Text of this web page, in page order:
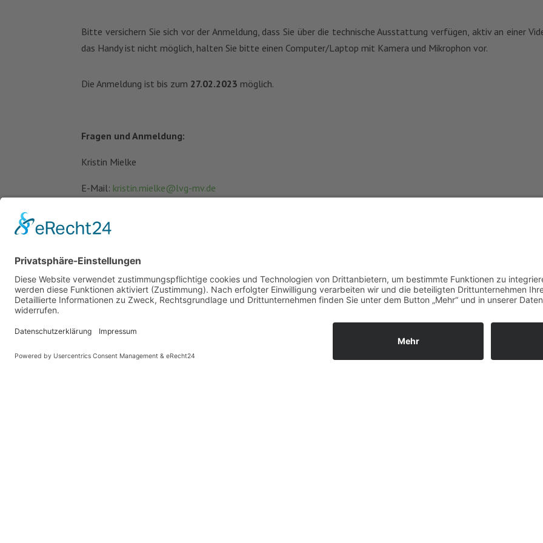
Bitte versichern Sie sich vor der Anmeldung, dass Sie über die technische Ausstattung verfügen, aktiv an einer
das Handy ist nicht möglich, halten Sie bitte einen Computer/Laptop mit Kamera und Mikrophon vor.
Die Anmeldung ist bis zum 27.02.2023 möglich.
Fragen und Anmeldung:
Kristin Mielke
E-Mail: kristin.mielke@lvg-mv.de
News (Zurück)
Diese Website benutzt Cookies. Wenn du die Website weiter nutzt, gehen wir von deinem